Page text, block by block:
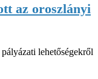
az oroszlányi
lehetőségekről